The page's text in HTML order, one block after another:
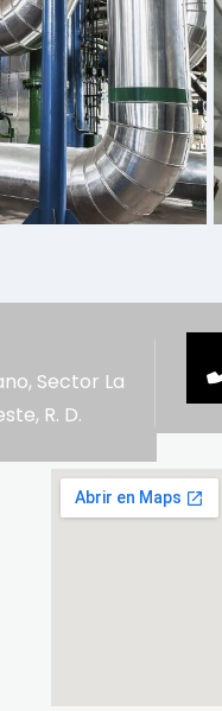
Sector La
R. D.